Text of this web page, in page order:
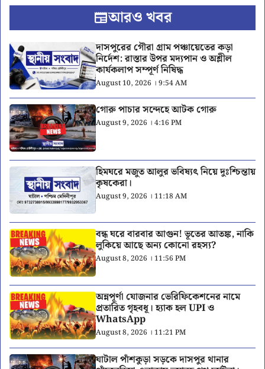
আরও খবর
দাসপুরের গৌরা গ্রাম পঞ্চায়েতের কড়া
নির্দেশ: রাস্তার উপর মদ্যপান ও অশ্লীল
কার্যকলাপ সম্পূর্ণ নিষিদ্ধ
August 10, 2026 । 9:54 AM
গোরু পাচার সন্দেহে আটক গোরু
August 9, 2026 । 4:16 PM
হিমঘরে মজুত আলুর ভবিষ্যৎ নিয়ে দুঃশ্চিন্তায়
কৃষকেরা।
August 9, 2026 । 11:18 AM
বন্ধ ঘরে বারবার আগুন! ভূতের আতঙ্ক, নাকি
লুকিয়ে আছে অন্য কোনো রহস্য?
August 8, 2026 । 11:56 PM
অন্নপূর্ণা যোজনার ভেরিফিকেশনের নামে
প্রতারিত গৃহবধূ। হ্যাক হল UPI ও
WhatsApp
August 8, 2026 । 11:21 PM
ঘাটাল পাঁশকুড়া সড়কে দাসপুর থানার